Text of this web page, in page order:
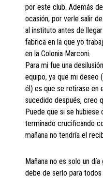
por este club. Además
ocasión, por verle salir
al instituto antes de
fabrica en la que yo
en la Colonia Marconi.
Para mi fue una
equipo, ya que mi deseo
él) es que se retirase en
sucedido después, creo
Puede que si se hubiese
terminado crucificando
mañana no tendría el
Mañana no es solo un
debe de serlo para